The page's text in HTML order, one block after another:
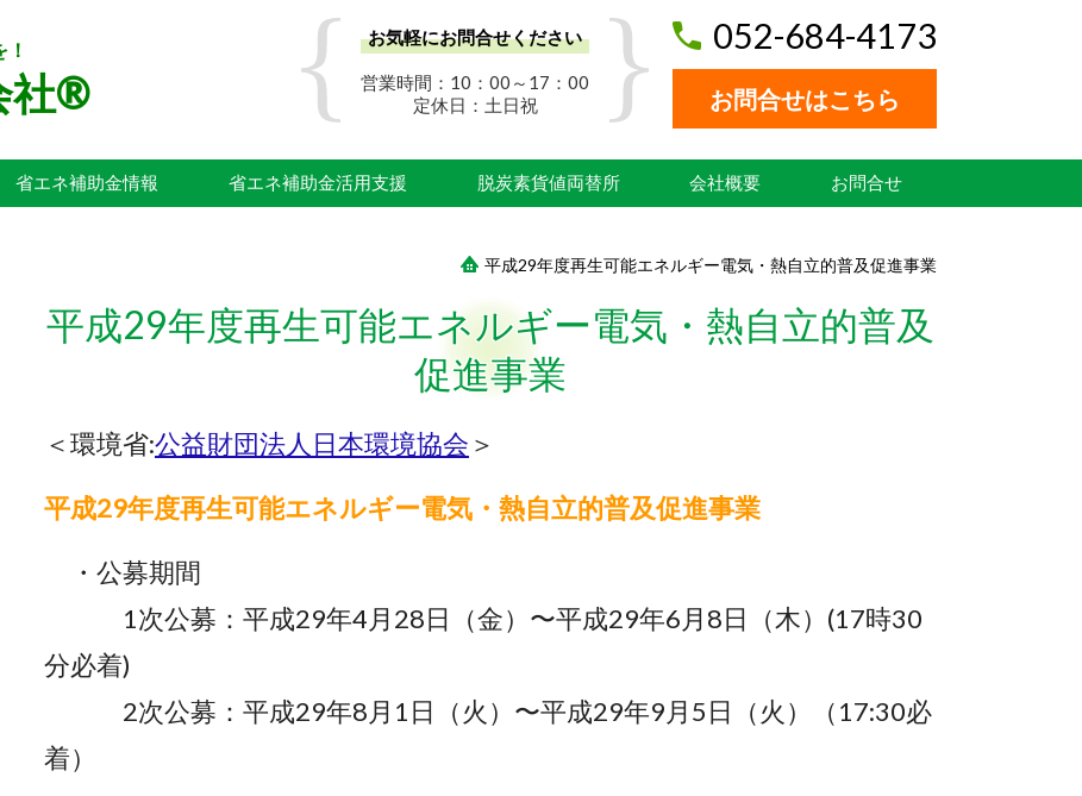
社®
お気軽にお問合せください
営業時間：10：00～17：00
定休日：土日祝
052-684-4173
お問合せはこちら
省エネ補助金情報 省エネ補助金活用支援 脱炭素貨値両替所 会社概要 お問合せ
平成29年度再生可能エネルギー電気・熱自立的普及促進事業
平成29年度再生可能エネルギー電気・熱自立的普及
促進事業
＜環境省:公益財団法人日本環境協会 ＞
平成29年度再生可能エネルギー電気・熱自立的普及促進事業
・公募期間
1次公募：平成29年4月28日（金）〜平成29年6月8日（木）(17時30
分必着)
2次公募：平成29年8月1日（火）〜平成29年9月5日（火）（17:30必
着）